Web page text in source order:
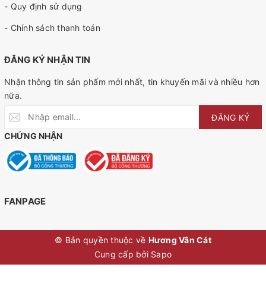
- Quy định sử dụng
- Chính sách thanh toán
ĐĂNG KÝ NHẬN TIN
Nhận thông tin sản phẩm mới nhất, tin khuyến mãi và nhiều hơn
nữa.
ĐĂNG KÝ
CHỨNG NHẬN
FANPAGE
© Bản quyền thuộc về Hương Vân Cát
Cung cấp bởi Sapo